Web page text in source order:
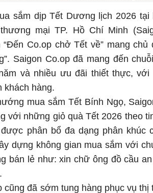
sắm dịp Tết Dương lịch 2026
mại TP. Hồ Chí Minh
Co.op chở Tết về” mang chủ
Saigon Co.op đã mang đến
và nhiều ưu đãi thiết thực,
khách hàng.
mua sắm Tết Bính Ngọ,
với những giỏ quà Tết 2026 theo
phân bổ đa dạng phân khúc
dựng không gian mua sắm với
bán lẻ như: xin chữ ông đồ cầu
cũng đã sớm tung hàng phục vụ